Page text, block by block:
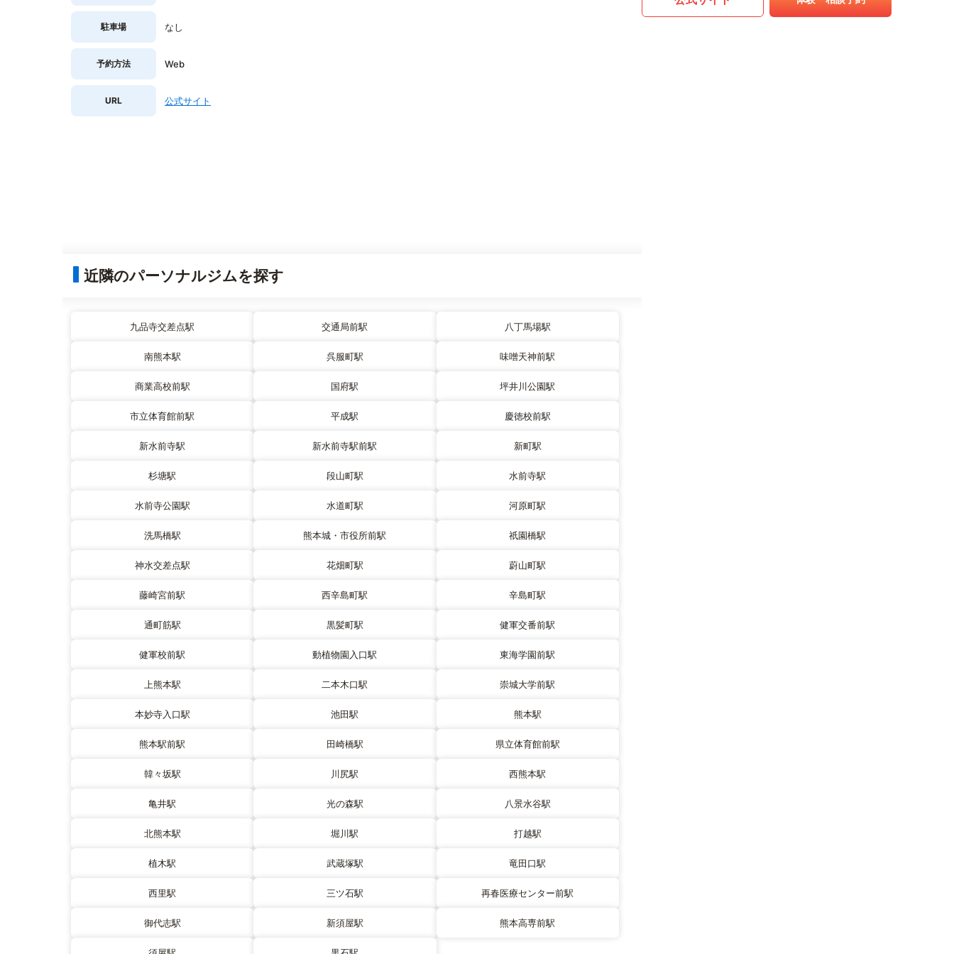
駐車場 なし
予約方法 Web
URL 公式サイト
近隣のパーソナルジムを探す
九品寺交差点駅 交通局前駅 八丁馬場駅
南熊本駅 呉服町駅 味噌天神前駅
商業高校前駅 国府駅 坪井川公園駅
市立体育館前駅 平成駅 慶徳校前駅
新水前寺駅 新水前寺駅前駅 新町駅
杉塘駅 段山町駅 水前寺駅
水前寺公園駅 水道町駅 河原町駅
洗馬橋駅 熊本城・市役所前駅 祇園橋駅
神水交差点駅 花畑町駅 蔚山町駅
藤崎宮前駅 西辛島町駅 辛島町駅
通町筋駅 黒髪町駅 健軍交番前駅
健軍校前駅 動植物園入口駅 東海学園前駅
上熊本駅 二本木口駅 崇城大学前駅
本妙寺入口駅 池田駅 熊本駅
熊本駅前駅 田崎橋駅 県立体育館前駅
韓々坂駅 川尻駅 西熊本駅
亀井駅 光の森駅 八景水谷駅
北熊本駅 堀川駅 打越駅
植木駅 武蔵塚駅 竜田口駅
西里駅 三ツ石駅 再春医療センター前駅
御代志駅 新須屋駅 熊本高専前駅